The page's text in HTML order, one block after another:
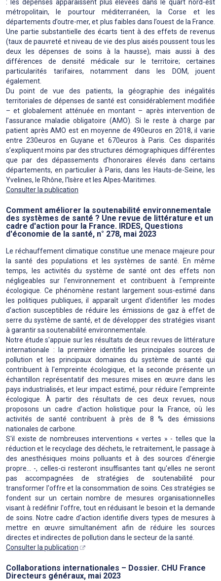
: les dépenses apparaissent plus élevées dans le quart nord-est
métropolitain, le pourtour méditerranéen, la Corse et les
départements d’outre-mer, et plus faibles dans l’ouest de la France.
Une partie substantielle des écarts tient à des effets de revenus
(taux de pauvreté et niveau de vie des plus aisés poussent tous les
deux les dépenses de soins à la hausse), mais aussi à des
différences de densité médicale sur le territoire; certaines
particularités tarifaires, notamment dans les DOM, jouent
également.
Du point de vue des patients, la géographie des inégalités
territoriales de dépenses de santé est considérablement modifiée
– et globalement atténuée en montant – après intervention de
l’assurance maladie obligatoire (AMO). Si le reste à charge par
patient après AMO est en moyenne de 490euros en 2018, il varie
entre 230euros en Guyane et 670euros à Paris. Ces disparités
s’expliquent moins par des structures démographiques différentes
que par des dépassements d’honoraires élevés dans certains
départements, en particulier à Paris, dans les Hauts-de-Seine, les
Yvelines, le Rhône, l’Isère et les Alpes-Maritimes.
Consulter la publication
Comment améliorer la soutenabilité environnementale
des systèmes de santé ? Une revue de littérature et un
cadre d'action pour la France. IRDES, Questions
d'économie de la santé, n° 278, mai 2023
Le réchauffement climatique constitue une menace majeure pour
la santé des populations et les systèmes de santé. En même
temps, les activités du système de santé ont des effets non
négligeables sur l'environnement et contribuent à l'empreinte
écologique. Ce phénomène restant largement sous-estimé dans
les politiques publiques, il apparaît urgent d'identifier les modes
d'action susceptibles de réduire les émissions de gaz à effet de
serre du système de santé, et de développer des stratégies visant
à garantir sa soutenabilité environnementale.
Notre étude s'appuie sur les résultats de deux revues de littérature
internationale : la première identifie les principales sources de
pollution et les principaux domaines du système de santé qui
contribuent à l'empreinte écologique, et la seconde présente un
échantillon représentatif des mesures mises en œuvre dans les
pays industrialisés, et leur impact estimé, pour réduire l'empreinte
écologique. À partir des résultats de ces deux revues, nous
proposons un cadre d'action holistique pour la France, où les
activités de santé contribuent à près de 8 % des émissions
nationales de carbone.
S'il existe de nombreuses interventions « vertes » - telles que la
réduction et le recyclage des déchets, le retraitement, le passage à
des anesthésiques moins polluants et à des sources d'énergie
propre… -, celles-ci resteront insuffisantes tant qu'elles ne seront
pas accompagnées de stratégies de soutenabilité pour
transformer l'offre et la consommation de soins. Ces stratégies se
fondent sur un certain nombre de mesures organisationnelles
visant à redéfinir l'offre, tout en réduisant le besoin et la demande
de soins. Notre cadre d'action identifie divers types de mesures à
mettre en œuvre simultanément afin de réduire les sources
directes et indirectes de pollution dans le secteur de la santé.
Consulter la publication
Collaborations internationales – Dossier. CHU France
Directeurs généraux, mai 2023